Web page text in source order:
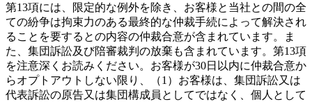
第13項には、限定的な例外を除き、お客様と当社との間の全
ての紛争は拘束力のある最終的な仲裁手続によって解決され
ることを要するとの内容の仲裁合意が含まれています。ま
た、集団訴訟及び陪審裁判の放棄も含まれています。第13項
を注意深くお読みください。お客様が30日以内に仲裁合意か
らオプトアウトしない限り、（1）お客様は、集団訴訟又は
代表訴訟の原告又は集団構成員としてではなく、個人として